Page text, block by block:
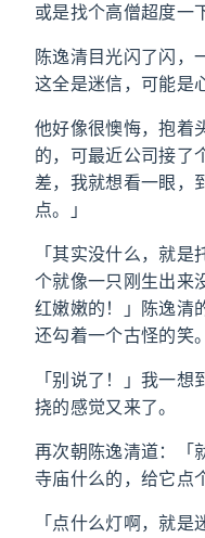
或是找个高僧超度一
陈逸清目光闪了闪，
这全是迷信，可能是
他好像很懊悔，抱着
的，可最近公司接了
差，我就想看一眼，
点。」
「其实没什么，就
个就像一只刚生出来
红嫩嫩的！」陈逸清
还勾着一个古怪的笑。
「别说了！」我一
挠的感觉又来了。
再次朝陈逸清道：「
寺庙什么的，给它点
「点什么灯啊，就